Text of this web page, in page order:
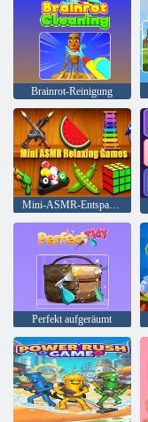
Brainrot-Reinigung
Mini-ASMR-Entspannungsspiele
Perfekt aufgeräumt